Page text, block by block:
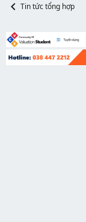
a
t
a
r
đ
u
Tin tức tổng hợp